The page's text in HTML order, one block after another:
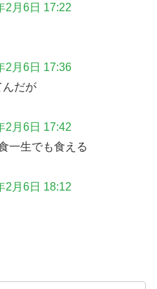
2月6日 17:22
2月6日 17:36
んだが
2月6日 17:42
一生でも食える
2月6日 18:12